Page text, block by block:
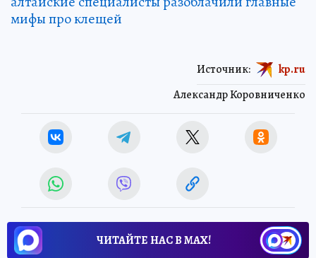
мифы про клещей
Александр Коровниченко
Источник: kp.ru
ЧИТАЙТЕ НАС В МАХ!